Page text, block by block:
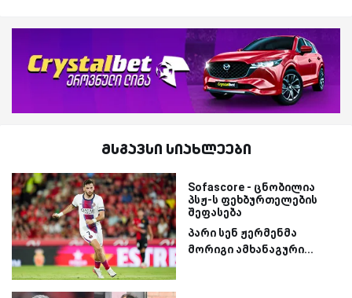
მსგავსი სიახლეები
Sofascore - ცნობილია
პსჟ-ს ფეხბურთელების
შეფასება
პარი სენ ჟერმენმა
მორიგი ამხანაგური...